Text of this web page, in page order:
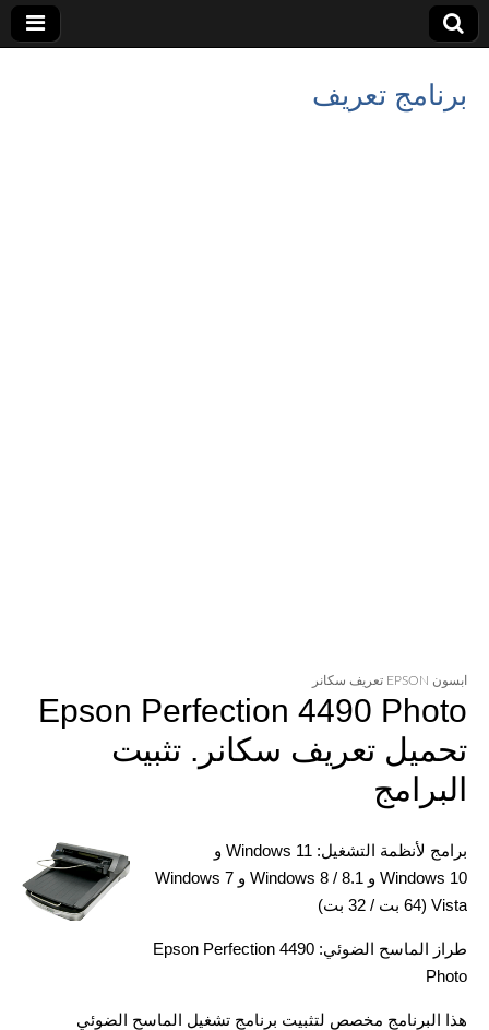
برنامج تعريف
ابسون EPSON تعريف سكانر
Epson Perfection 4490 Photo
تحميل تعريف سكانر. تثبيت
البرامج
برامج لأنظمة التشغيل: Windows 11 و
Windows 10 و Windows 8 / 8.1 و Windows 7
Vista (64 بت / 32 بت)
طراز الماسح الضوئي: Epson Perfection 4490
Photo
هذا البرنامج مخصص لتثبيت برنامج تشغيل الماسح الضوئي